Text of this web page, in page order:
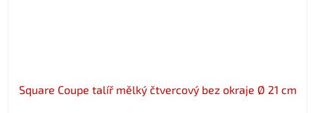
Square Coupe talíř mělký čtvercový bez okraje Ø 21 cm